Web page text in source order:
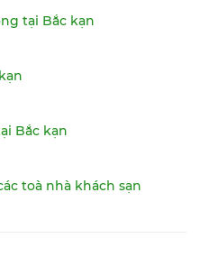
tại Bắc kạn
Bắc kạn
toà nhà khách sạn